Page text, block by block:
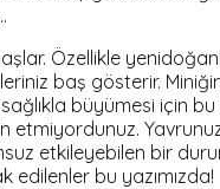
Özellikle
baş gösterir.
büyümesi için bu
etkileyebilen bir
edilenler bu yazımızda!